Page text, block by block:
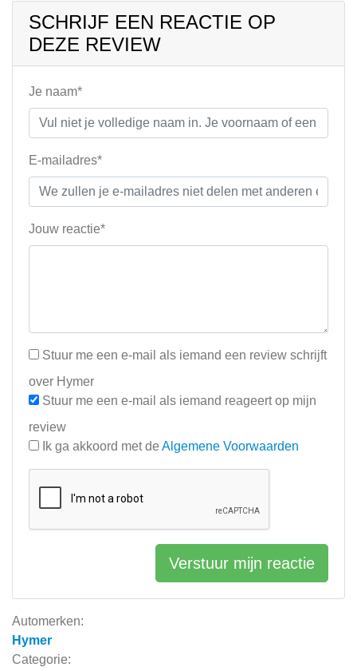
Automerken:
Hymer
Categorie:
SCHRIJF EEN REACTIE OP
DEZE REVIEW
Je naam*
E-mailadres*
Jouw reactie*
Stuur me een e-mail als iemand een review schrijft
over Hymer
Stuur me een e-mail als iemand reageert op mijn
review
Ik ga akkoord met de Algemene Voorwaarden
Verstuur mijn reactie